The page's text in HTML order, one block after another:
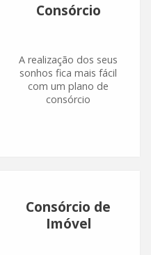
Consórcio
A realização dos seus
sonhos fica mais fácil
com um plano de
consórcio
Consórcio de
Imóvel